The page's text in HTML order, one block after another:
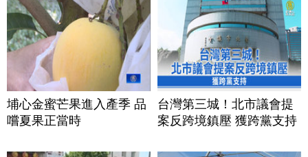
埔心金蜜芒果進入產季 品
嚐夏果正當時
台灣第三城！北市議會提
案反跨境鎮壓 獲跨黨支持